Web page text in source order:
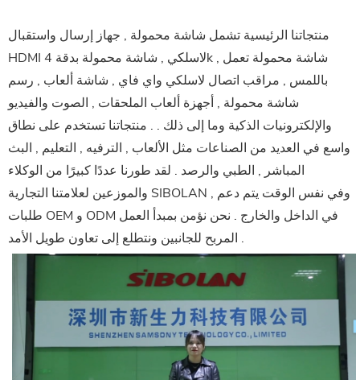
منتجاتنا الرئيسية تشمل شاشة محمولة , جهاز إرسال واستقبال
HDMI لاسلكي , شاشة محمولة بدقة 4k , شاشة محمولة تعمل
باللمس , مراقب اتصال لاسلكي واي فاي , شاشة ألعاب , رسم
شاشة محمولة , أجهزة ألعاب الملحقات , الصوت والفيديو
والإلكترونيات الذكية وما إلى ذلك . . منتجاتنا تستخدم على نطاق
واسع في العديد من الصناعات مثل الألعاب , الترفيه , التعليم , البث
المباشر , الطبي والرصد . لقد طورنا عددًا كبيرًا من الوكلاء
والموزعين لعلامتنا التجارية SIBOLAN , وفي نفس الوقت يتم دعم
طلبات OEM و ODM في الداخل والخارج . نحن نؤمن بمبدأ العمل
المربح للجانبين ونتطلع إلى تعاون طويل الأمد .